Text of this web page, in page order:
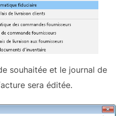
souhaitée et le journal de
sera éditée.